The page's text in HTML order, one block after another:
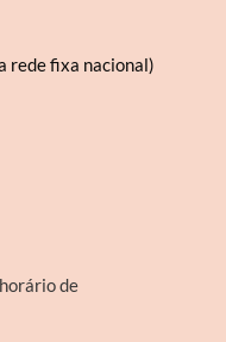
rede fixa nacional)
de